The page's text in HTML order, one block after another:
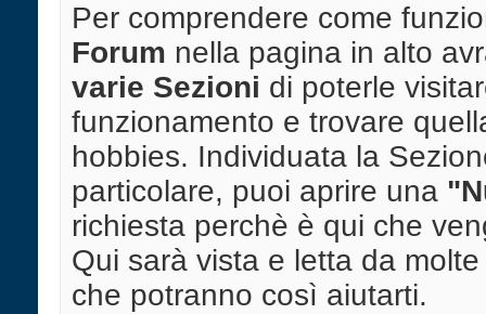
Per comprendere come
Forum nella pagina in alto
varie Sezioni di poterle
funzionamento e trovare
hobbies. Individuata la
particolare, puoi aprire una
richiesta perchè è qui che
Qui sarà vista e letta da
che potranno così aiutarti.